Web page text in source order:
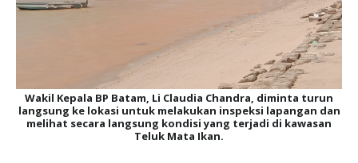
Wakil Kepala BP Batam, Li Claudia Chandra, diminta turun
langsung ke lokasi untuk melakukan inspeksi lapangan dan
melihat secara langsung kondisi yang terjadi di kawasan
Teluk Mata Ikan.